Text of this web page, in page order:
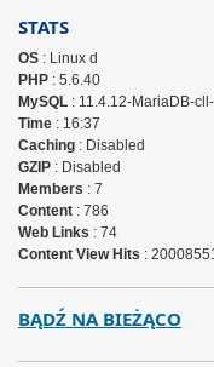
STATS
OS: Linux d
PHP: 5.6.40
MySQL: 11.4.12-MariaDB-
Time: 16:37
Caching: Disabled
GZIP: Disabled
Members : 7
Content: 786
Web Links : 74
Content View Hits :
BĄDŹ NA BIEŻĄCO